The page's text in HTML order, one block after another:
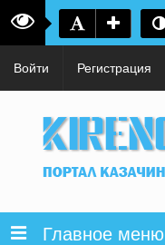
Войти Регистрация
Главное меню